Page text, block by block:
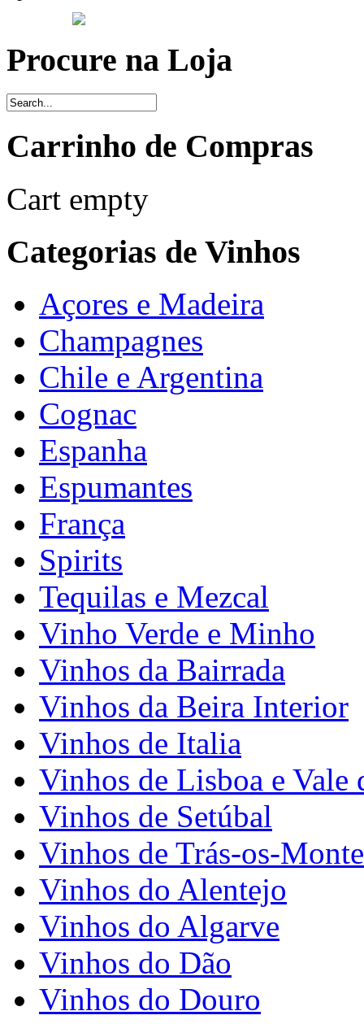
Procure na Loja
Carrinho de Compras
Cart empty
Categorias de Vinhos
Açores e Madeira
Champagnes
Chile e Argentina
Cognac
Espanha
Espumantes
França
Spirits
Tequilas e Mezcal
Vinho Verde e Minho
Vinhos da Bairrada
Vinhos da Beira Interior
Vinhos de Italia
Vinhos de Lisboa e Vale
Vinhos de Setúbal
Vinhos de Trás-os-
Vinhos do Alentejo
Vinhos do Algarve
Vinhos do Dão
Vinhos do Douro